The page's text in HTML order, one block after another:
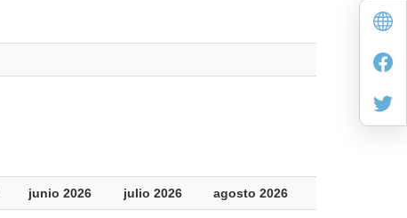
junio 2026 julio 2026 agosto 2026